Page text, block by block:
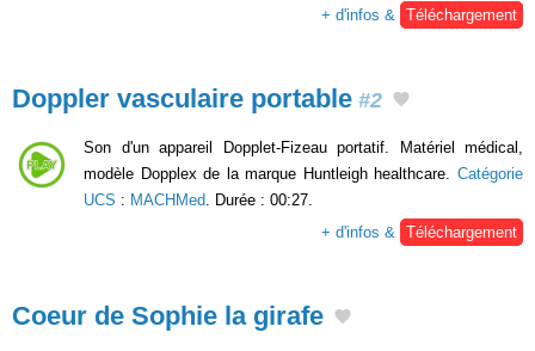
+ d'infos & Téléchargement
Doppler vasculaire portable #2
Son d'un appareil Dopplet-Fizeau portatif. Matériel médical,
modèle Dopplex de la marque Huntleigh healthcare. Catégorie
UCS : MACHMed . Durée : 00:27.
+ d'infos &
Téléchargement
Coeur de Sophie la girafe